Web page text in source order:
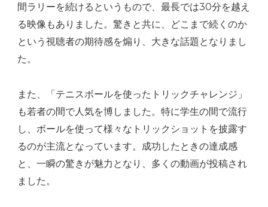
間ラリーを続けるというもので、最長では30分を越え
る映像もありました。驚きと共に、どこまで続くのか
という視聴者の期待感を煽り、大きな話題となりまし
た。
また、「テニスボールを使ったトリックチャレンジ」
も若者の間で人気を博しました。特に学生の間で流行
し、ボールを使って様々なトリックショットを披露す
るのが主流となっています。成功したときの達成感
と、一瞬の驚きが魅力となり、多くの動画が投稿され
ました。